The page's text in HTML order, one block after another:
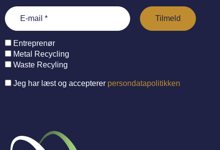
Entreprenør
Metal Recycling
Waste Recyling
Jeg har læst og accepterer persondatapolitikken